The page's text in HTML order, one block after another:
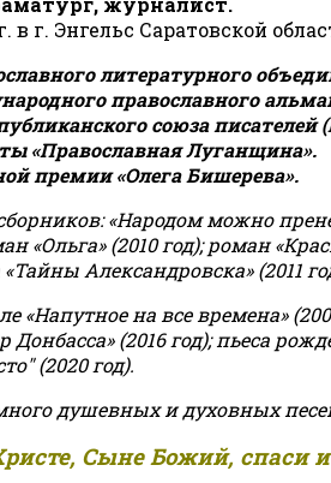
в г. Энгельс Саратовской
литературного
православного
союза
«Православная Луганщина».
премии «Олега Бишерева».
«Народом можно
«Ольга» (2010 год); роман
Александровска» (2011
«Напутное на все времена»
(2016 год); пьеса
(2020 год).
душевных и духовных
Сыне Божий,